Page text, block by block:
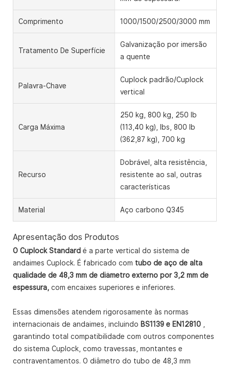
Comprimento 1000/1500/2500/3000 mm
Tratamento De Superfície
Galvanização por imersão
a quente
Palavra-Chave
Cuplock padrão/Cuplock
vertical
Carga Máxima
250 kg, 800 kg, 250 lb
(113,40 kg), lbs, 800 lb
(362,87 kg), 700 kg
Recurso
Dobrável, alta resistência,
resistente ao sal, outras
características
Material Aço carbono Q345
Apresentação dos Produtos
O Cuplock Standard é a parte vertical do sistema de
andaimes Cuplock. É fabricado com tubo de aço de alta
qualidade de 48,3 mm de diâmetro externo por 3,2 mm de
espessura, com encaixes superiores e inferiores.
Essas dimensões atendem rigorosamente às normas
internacionais de andaimes, incluindo BS1139 e EN12810
garantindo total compatibilidade com outros componentes
do sistema Cuplock, como travessas, montantes e
contraventamentos. O diâmetro do tubo de 48,3 mm